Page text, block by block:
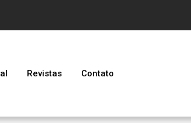
Revistas Contato